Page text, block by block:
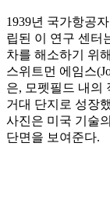
1939년 국가항공
립된 이 연구 센터
차를 해소하기 위
스위트먼 에임스
은, 모펫필드 내의
거대 단지로 성장
사진은 미국 기술
단면을 보여준다.